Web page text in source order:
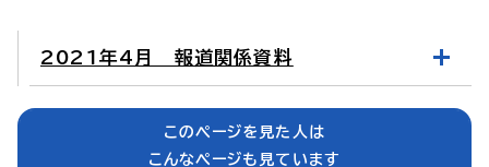
2021年4月 報道関係資料
このページを見た人は
こんなページも見ています